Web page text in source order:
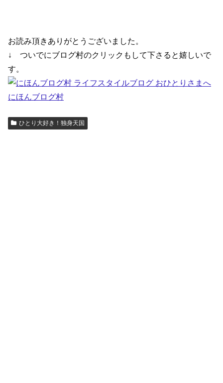
お読み頂きありがとうございました。
↓ ついでにブログ村のクリックもして下さると嬉しいで
す。
にほんブログ村
ひとり大好き！独身天国